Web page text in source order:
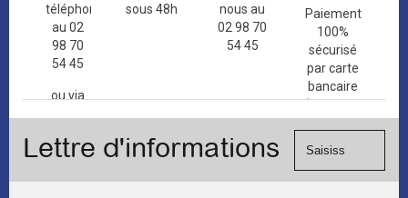
téléphone
au 02
98 70
54 45
ou via
de
sous 48h
nous au
02 98 70
54 45
Paiement
100%
sécurisé
par carte
bancaire
(Mastercard,
Visa, ...) et
Lettre d'informations